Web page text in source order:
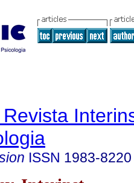
ISSN 1983-8220